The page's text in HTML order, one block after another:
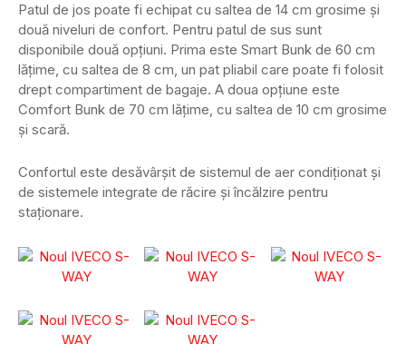
Patul de jos poate fi echipat cu saltea de 14 cm grosime și
două niveluri de confort. Pentru patul de sus sunt
disponibile două opțiuni. Prima este Smart Bunk de 60 cm
lățime, cu saltea de 8 cm, un pat pliabil care poate fi folosit
drept compartiment de bagaje. A doua opțiune este
Comfort Bunk de 70 cm lățime, cu saltea de 10 cm grosime
și scară.
Confortul este desăvârșit de sistemul de aer condiționat și
de sistemele integrate de răcire și încălzire pentru
staționare.